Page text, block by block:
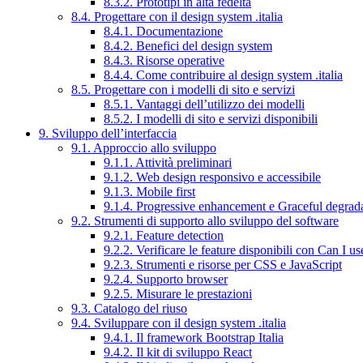
8.4. Progettare con il design system .italia
8.4.1. Documentazione
8.4.2. Benefici del design system
8.4.3. Risorse operative
8.4.4. Come contribuire al design system .italia
8.5. Progettare con i modelli di sito e servizi
8.5.1. Vantaggi dell’utilizzo dei modelli
8.5.2. I modelli di sito e servizi disponibili
9. Sviluppo dell’interfaccia
9.1. Approccio allo sviluppo
9.1.1. Attività preliminari
9.1.2. Web design responsivo e accessibile
9.1.3. Mobile first
9.1.4. Progressive enhancement e Graceful
9.2. Strumenti di supporto allo sviluppo del software
9.2.1. Feature detection
9.2.2. Verificare le feature disponibili con Can I
9.2.3. Strumenti e risorse per CSS e JavaScript
9.2.4. Supporto browser
9.2.5. Misurare le prestazioni
9.3. Catalogo del riuso
9.4. Sviluppare con il design system .italia
9.4.1. Il framework Bootstrap Italia
9.4.2. Il kit di sviluppo React